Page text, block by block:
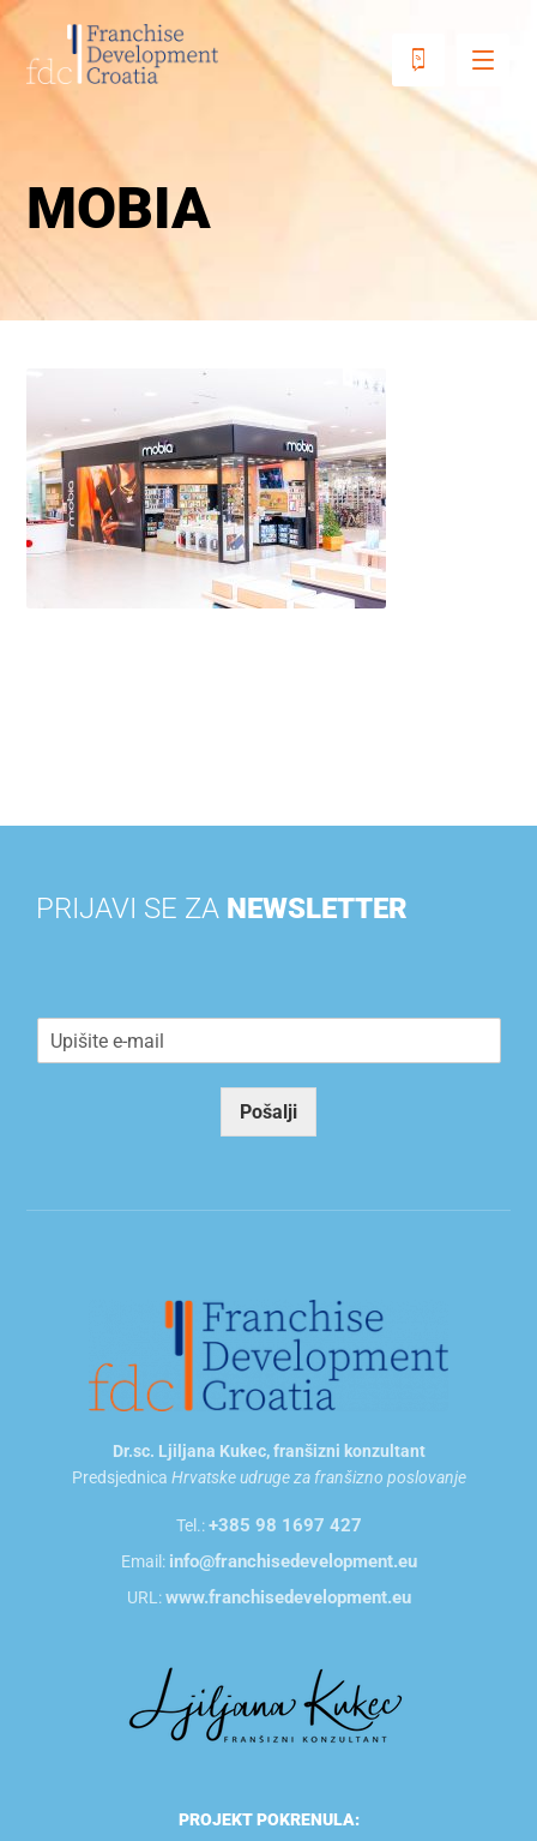
MOBIA
PRIJAVI SE ZANEWSLETTER
m
Pošalji
Dr.sc. Ljiljana Kukec, franšizni konzultant
Predsjednica Hrvatske udruge za franšizno poslovanje
Tel.:+385 98 1697 427
Email: info@franchisedevelopment.eu
URL:www.franchisedevelopment.eu
PROJEKT POKRENULA: